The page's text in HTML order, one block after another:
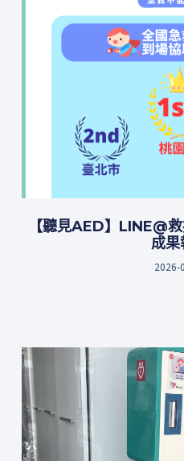
【聽見AED】LINE@
成果
2026-